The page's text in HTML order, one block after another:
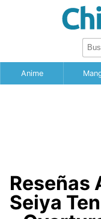
Anime
Reseñas
Seiya